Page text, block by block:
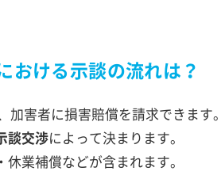
おける示談の流れは？
加害者に損害賠償を請求できます。
談交渉によって決まります。
業補償などが含まれます。